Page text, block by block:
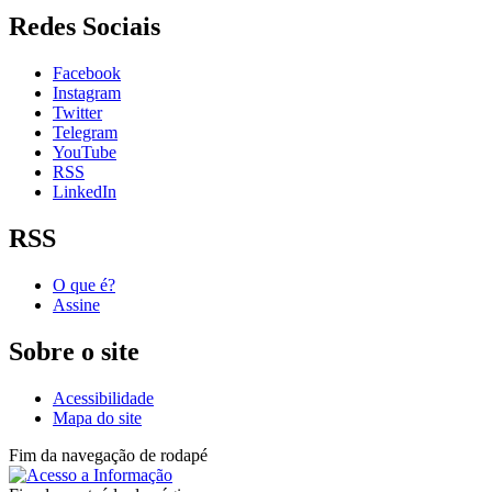
Redes Sociais
Facebook
Instagram
Twitter
Telegram
YouTube
RSS
LinkedIn
RSS
O que é?
Assine
Sobre o site
Acessibilidade
Mapa do site
Fim da navegação de rodapé